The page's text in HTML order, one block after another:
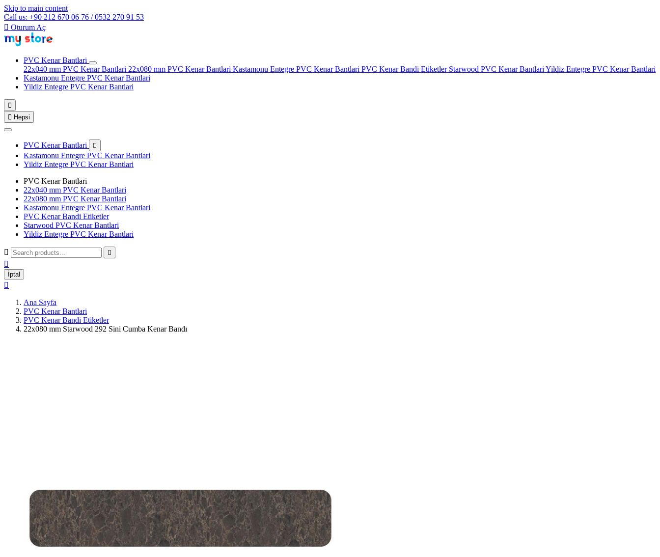
Skip to main content
Call us: +90 212 670 06 76 / 0532 270 91 53
 Oturum Aç
PVC Kenar Bantlari
22x040 mm PVC Kenar Bantlari 22x080 mm PVC Kenar Bantlari Kastamonu Entegre PVC Kenar Bantlari PVC Kenar Bandi Etiketler Starwood PVC Kenar Bantlari Yildiz Entegre PVC Kenar Bantlari
Kastamonu Entegre PVC Kenar Bantlari
Yildiz Entegre PVC Kenar Bantlari

 Hepsi
PVC Kenar Bantlari 
Kastamonu Entegre PVC Kenar Bantlari
Yildiz Entegre PVC Kenar Bantlari
PVC Kenar Bantlari
22x040 mm PVC Kenar Bantlari
22x080 mm PVC Kenar Bantlari
Kastamonu Entegre PVC Kenar Bantlari
PVC Kenar Bandi Etiketler
Starwood PVC Kenar Bantlari
Yildiz Entegre PVC Kenar Bantlari
 

İptal

Ana Sayfa
PVC Kenar Bantlari
PVC Kenar Bandi Etiketler
22x080 mm Starwood 292 Sini Cumba Kenar Bandı